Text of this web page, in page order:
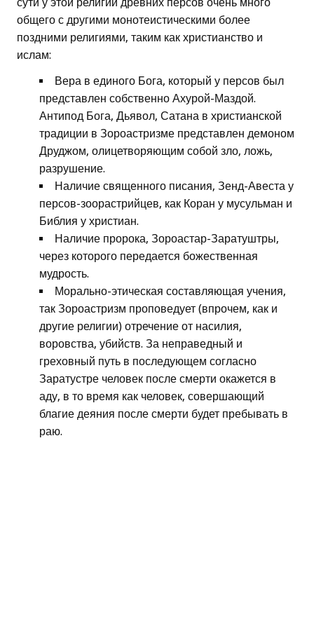
общего с другими монотеистическими более
поздними религиями, таким как христианство и
ислам:
Вера в единого Бога, который у персов был
представлен собственно Ахурой-Маздой.
Антипод Бога, Дьявол, Сатана в христианской
традиции в Зороастризме представлен демоном
Друджом, олицетворяющим собой зло, ложь,
разрушение.
Наличие священного писания, Зенд-Авеста у
персов-зоорастрийцев, как Коран у мусульман и
Библия у христиан.
Наличие пророка, Зороастар-Заратуштры,
через которого передается божественная
мудрость.
Морально-этическая составляющая учения,
так Зороастризм проповедует (впрочем, как и
другие религии) отречение от насилия,
воровства, убийств. За неправедный и
греховный путь в последующем согласно
Заратустре человек после смерти окажется в
аду, в то время как человек, совершающий
благие деяния после смерти будет пребывать в
раю.